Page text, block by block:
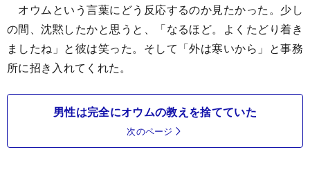
オウムという言葉にどう反応するのか見たかった。少し
の間、沈黙したかと思うと、「なるほど。よくたどり着き
ましたね」と彼は笑った。そして「外は寒いから」と事務
所に招き入れてくれた。
男性は完全にオウムの教えを捨てていた
次のページ